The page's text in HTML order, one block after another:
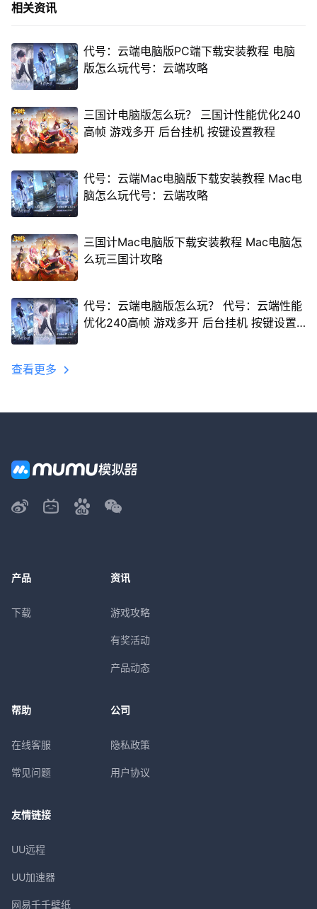
相关资讯
代号：云端电脑版PC端下载安装教程 电脑
版怎么玩代号：云端攻略
三国计电脑版怎么玩？ 三国计性能优化240
高帧 游戏多开 后台挂机 按键设置教程
代号：云端Mac电脑版下载安装教程 Mac电
脑怎么玩代号：云端攻略
三国计Mac电脑版下载安装教程 Mac电脑怎
么玩三国计攻略
代号：云端电脑版怎么玩？ 代号：云端性能
优化240高帧 游戏多开 后台挂机 按键设置
查看更多
产品
下载
资讯
游戏攻略
有奖活动
产品动态
帮助
在线客服
常见问题
公司
隐私政策
用户协议
友情链接
UU远程
UU加速器
网易千千壁纸